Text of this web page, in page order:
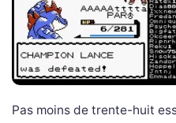
Pas moins de trente-huit